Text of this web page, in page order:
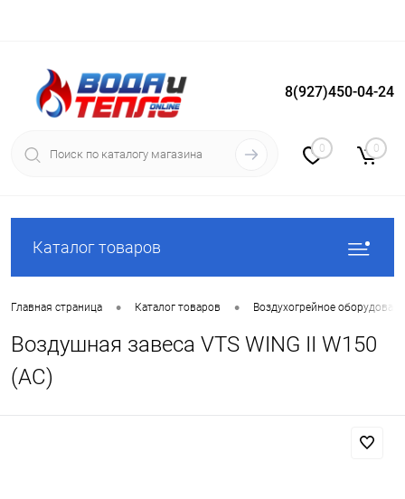
Вход Регистрация
8(927)450-04-24
0 0
Каталог товаров
Главная страница • Каталог товаров • Воздухогрейное
Воздушная завеса VTS WING II W150
(AC)